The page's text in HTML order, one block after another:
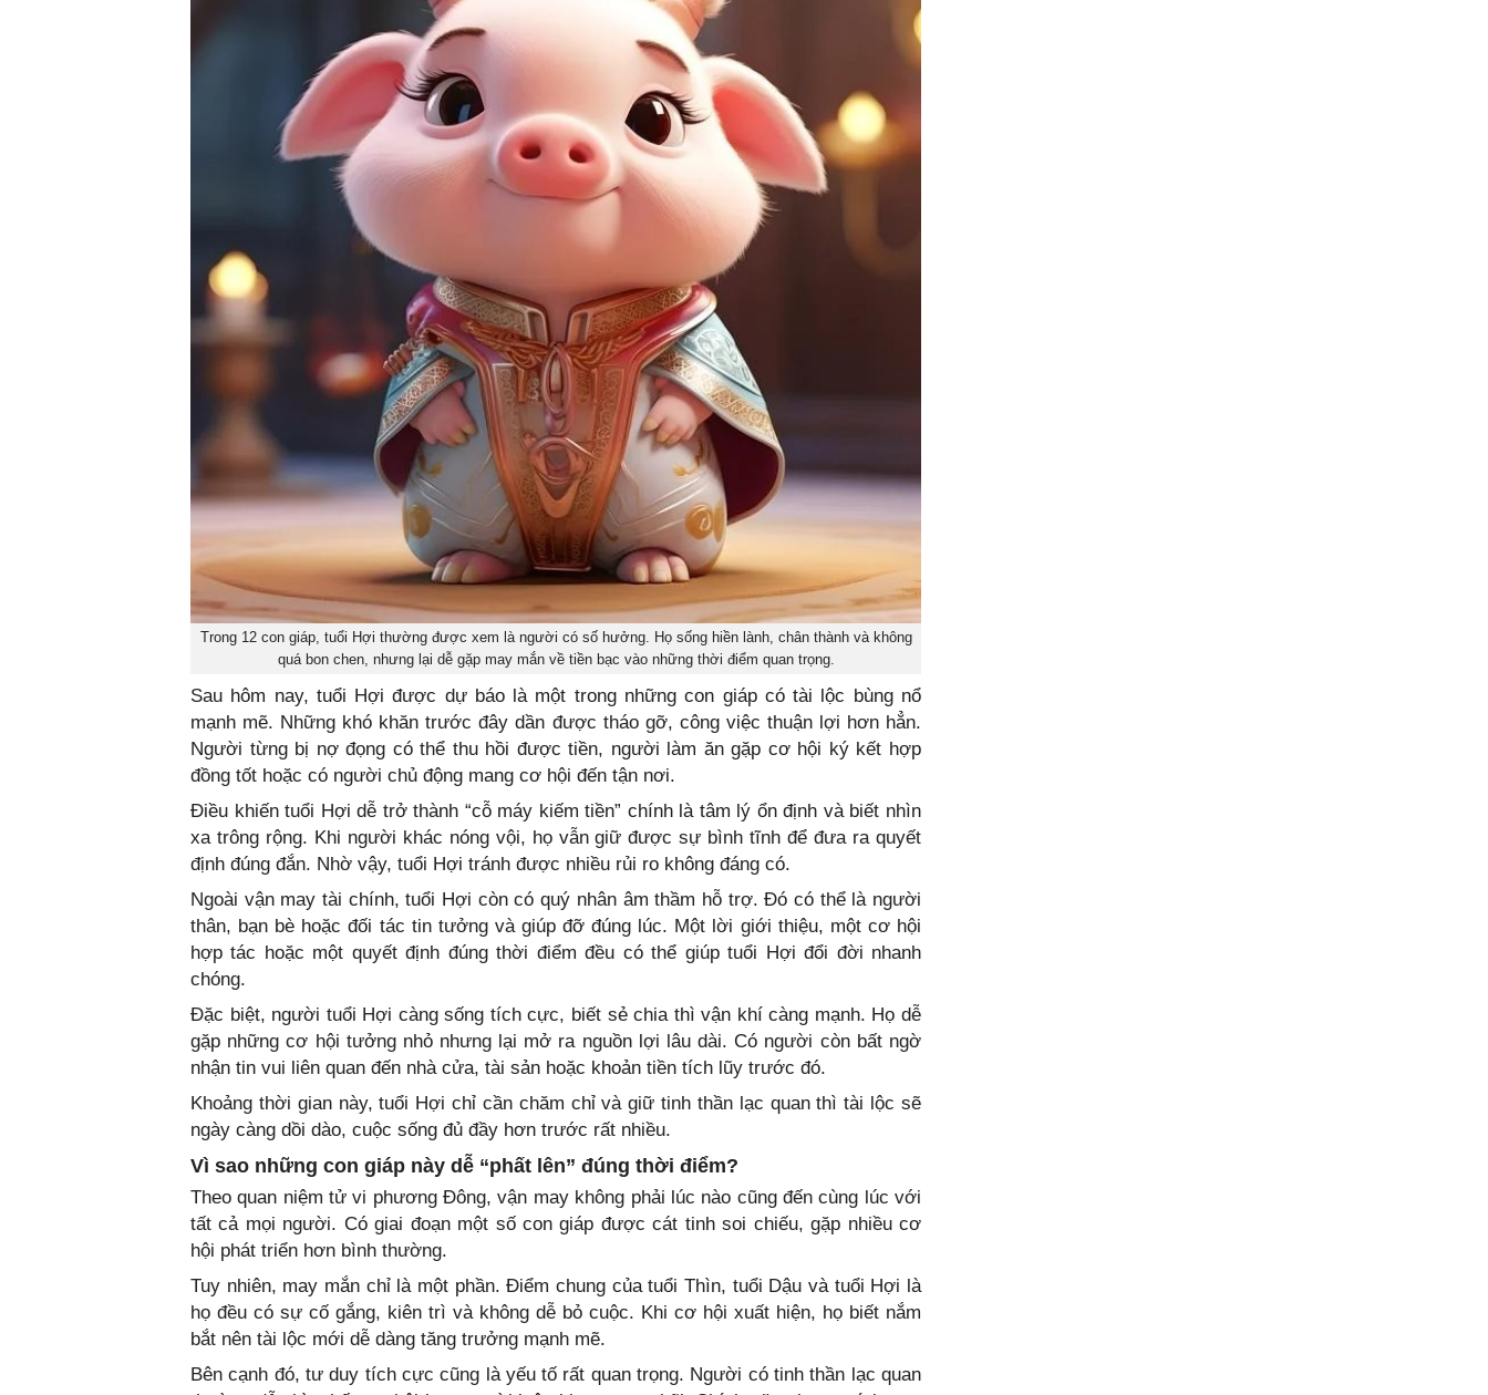
Trong 12 con giáp, tuổi Hợi thường được xem là người có số hưởng. Họ sống hiền lành, chân thành và không
quá bon chen, nhưng lại dễ gặp may mắn về tiền bạc vào những thời điểm quan trọng.
Sau hôm nay, tuổi Hợi được dự báo là một trong những con giáp có tài lộc bùng nổ
mạnh mẽ. Những khó khăn trước đây dần được tháo gỡ, công việc thuận lợi hơn hẳn.
Người từng bị nợ đọng có thể thu hồi được tiền, người làm ăn gặp cơ hội ký kết hợp
đồng tốt hoặc có người chủ động mang cơ hội đến tận nơi.
Điều khiến tuổi Hợi dễ trở thành “cỗ máy kiếm tiền” chính là tâm lý ổn định và biết nhìn
xa trông rộng. Khi người khác nóng vội, họ vẫn giữ được sự bình tĩnh để đưa ra quyết
định đúng đắn. Nhờ vậy, tuổi Hợi tránh được nhiều rủi ro không đáng có.
Ngoài vận may tài chính, tuổi Hợi còn có quý nhân âm thầm hỗ trợ. Đó có thể là người
thân, bạn bè hoặc đối tác tin tưởng và giúp đỡ đúng lúc. Một lời giới thiệu, một cơ hội
hợp tác hoặc một quyết định đúng thời điểm đều có thể giúp tuổi Hợi đổi đời nhanh
chóng.
Đặc biệt, người tuổi Hợi càng sống tích cực, biết sẻ chia thì vận khí càng mạnh. Họ dễ
gặp những cơ hội tưởng nhỏ nhưng lại mở ra nguồn lợi lâu dài. Có người còn bất ngờ
nhận tin vui liên quan đến nhà cửa, tài sản hoặc khoản tiền tích lũy trước đó.
Khoảng thời gian này, tuổi Hợi chỉ cần chăm chỉ và giữ tinh thần lạc quan thì tài lộc sẽ
ngày càng dồi dào, cuộc sống đủ đầy hơn trước rất nhiều.
Vì sao những con giáp này dễ “phất lên” đúng thời điểm?
Theo quan niệm tử vi phương Đông, vận may không phải lúc nào cũng đến cùng lúc với
tất cả mọi người. Có giai đoạn một số con giáp được cát tinh soi chiếu, gặp nhiều cơ
hội phát triển hơn bình thường.
Tuy nhiên, may mắn chỉ là một phần. Điểm chung của tuổi Thìn, tuổi Dậu và tuổi Hợi là
họ đều có sự cố gắng, kiên trì và không dễ bỏ cuộc. Khi cơ hội xuất hiện, họ biết nắm
bắt nên tài lộc mới dễ dàng tăng trưởng mạnh mẽ.
Bên cạnh đó, tư duy tích cực cũng là yếu tố rất quan trọng. Người có tinh thần lạc quan